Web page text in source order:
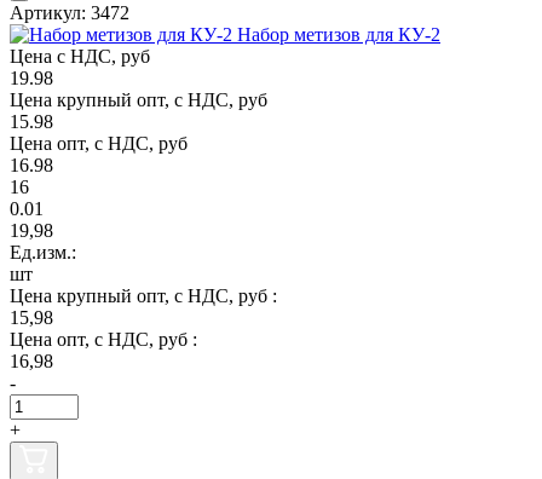
Артикул: 3472
Набор метизов для КУ-2
Цена с НДС, руб
19.98
Цена крупный опт, с НДС, руб
15.98
Цена опт, с НДС, руб
16.98
16
0.01
19,98
Ед.изм.:
шт
Цена крупный опт, с НДС, руб :
15,98
Цена опт, с НДС, руб :
16,98
-
+